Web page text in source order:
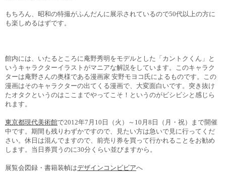
もちろん、昭和の特撮がふんだんに展示されているので50代以上の方に
も楽しめるはずです。
館内には、いたるところに庵野秀明をモデルとした「カントクくん」と
いうキャラクターイラストがマニアな解説をしています。このキャラク
ターは庵野さんの奥様である漫画家 安野モヨコ氏によるものです。この
漫画はそのキャラクターの出てくる漫画で、大変面白いです。突き抜け
たオタクというのはここまでやってこそ！というのがビシビシと感じら
れます。
東京都現代美術館で2012年7月10日（火）～10月8日（月・祝）まで開催
中です。期間も残りわずかですので、見たい方は急いで見に行ってくだ
さい。休日は混んでますので、前売り券を買って行かれることをお勧め
します。当日券買うのに30分くらい並びますから。
展覧会図録・書籍装幀はデザインコンビビアへ